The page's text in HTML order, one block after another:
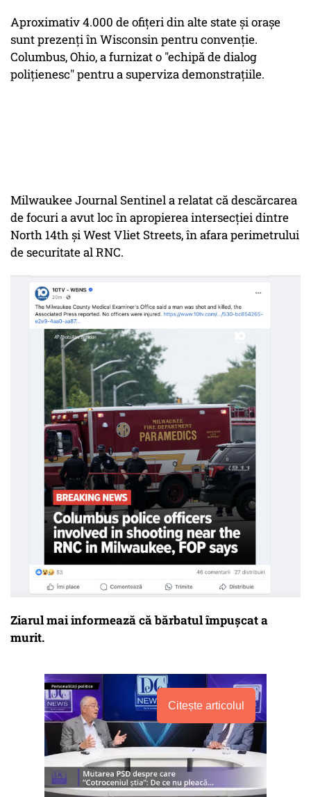
Aproximativ 4.000 de ofițeri din alte state și orașe
sunt prezenți în Wisconsin pentru convenție.
Columbus, Ohio, a furnizat o "echipă de dialog
polițienesc" pentru a superviza demonstrațiile.
Milwaukee Journal Sentinela relatat că descărcarea
de focuri a avut loc în apropierea intersecției dintre
North 14th și West Vliet Streets, în afara perimetrului
de securitate al RNC.
Ziarul mai informează că bărbatul împușcat a
murit.
Citește articolul